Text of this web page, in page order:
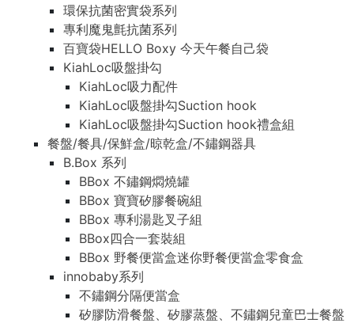
環保抗菌密實袋系列
專利魔鬼氈抗菌系列
百寶袋HELLO Boxy 今天午餐自己袋
KiahLoc吸盤掛勾
KiahLoc吸力配件
KiahLoc吸盤掛勾Suction hook
KiahLoc吸盤掛勾Suction hook禮盒組
餐盤/餐具/保鮮盒/晾乾盒/不鏽鋼器具
B.Box 系列
BBox 不鏽鋼燜燒罐
BBox 寶寶矽膠餐碗組
BBox 專利湯匙叉子組
BBox四合一套裝組
BBox 野餐便當盒迷你野餐便當盒零食盒
innobaby系列
不鏽鋼分隔便當盒
矽膠防滑餐盤、矽膠蒸盤、不鏽鋼兒童巴士餐盤